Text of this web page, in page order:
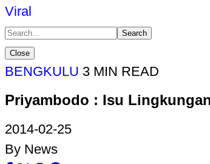
Viral
Search
Close
BENGKULU 3 MIN READ
Priyambodo : Isu
2014-02-25
By News